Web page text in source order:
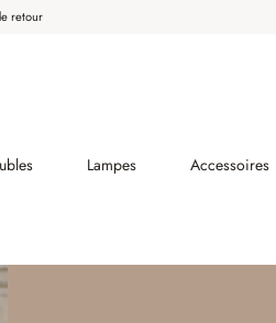
retour
Lampes Accessoires